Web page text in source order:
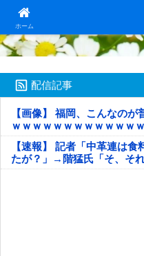
ホーム日本第一！ニュース
配信記事
【画像】 福岡、こんなの
ｗｗｗｗｗｗｗｗｗｗｗｗ
ｗｗｗｗｗ
【速報】 記者「中革連は
たが？」→階猛氏「そ、そ